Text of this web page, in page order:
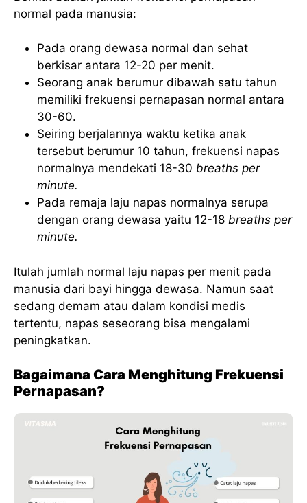
normal pada manusia:
Pada orang dewasa normal dan sehat
berkisar antara 12-20 per menit.
Seorang anak berumur dibawah satu tahun
memiliki frekuensi pernapasan normal antara
30-60.
Seiring berjalannya waktu ketika anak
tersebut berumur 10 tahun, frekuensi napas
normalnya mendekati 18-30 breaths per
minute.
Pada remaja laju napas normalnya serupa
dengan orang dewasa yaitu 12-18 breaths per
minute.
Itulah jumlah normal laju napas per menit pada
manusia dari bayi hingga dewasa. Namun saat
sedang demam atau dalam kondisi medis
tertentu, napas seseorang bisa mengalami
peningkatkan.
Bagaimana Cara Menghitung Frekuensi
Pernapasan?